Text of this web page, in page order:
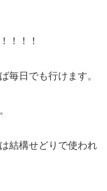
！！！
毎日でも行けます。
結構せどりで使われ